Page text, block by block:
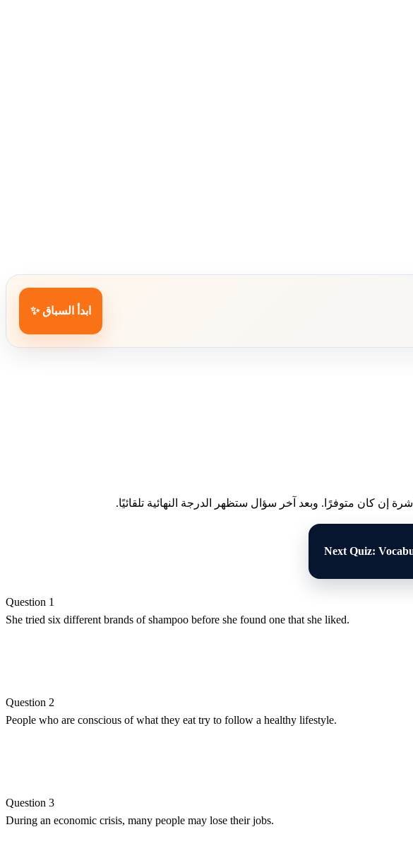
ابدأ السباق ✨
إن كان متوفرًا. وبعد آخر سؤال ستظهر الدرجة النهائية تلقائيًا.
Next Quiz:
Question 1
She tried six different brands of shampoo before she found one that she liked.
Question 2
People who are conscious of what they eat try to follow a healthy lifestyle.
Question 3
During an economic crisis, many people may lose their jobs.